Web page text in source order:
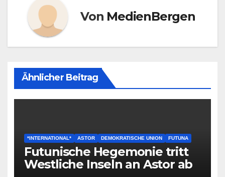
Von MedienBergen
Ähnlicher Beitrag
*INTERNATIONAL* ASTOR DEMOKRATISCHE UNION FUTUNA
Futunische Hegemonie tritt
Westliche Inseln an Astor ab